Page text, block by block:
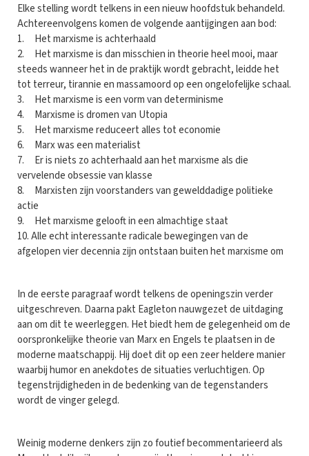
Elke stelling wordt telkens in een nieuw hoofdstuk behandeld.
Achtereenvolgens komen de volgende aantijgingen aan bod:
1. Het marxisme is achterhaald
2. Het marxisme is dan misschien in theorie heel mooi, maar
steeds wanneer het in de praktijk wordt gebracht, leidde het
tot terreur, tirannie en massamoord op een ongelofelijke schaal.
3. Het marxisme is een vorm van determinisme
4. Marxisme is dromen van Utopia
5. Het marxisme reduceert alles tot economie
6. Marx was een materialist
7. Er is niets zo achterhaald aan het marxisme als die
vervelende obsessie van klasse
8. Marxisten zijn voorstanders van gewelddadige politieke
actie
9. Het marxisme gelooft in een almachtige staat
10. Alle echt interessante radicale bewegingen van de
afgelopen vier decennia zijn ontstaan buiten het marxisme om
In de eerste paragraaf wordt telkens de openingszin verder
uitgeschreven. Daarna pakt Eagleton nauwgezet de uitdaging
aan om dit te weerleggen. Het biedt hem de gelegenheid om de
oorspronkelijke theorie van Marx en Engels te plaatsen in de
moderne maatschappij. Hij doet dit op een zeer heldere manier
waarbij humor en anekdotes de situaties verluchtigen. Op
tegenstrijdigheden in de bedenking van de tegenstanders
wordt de vinger gelegd.
Weinig moderne denkers zijn zo foutief becommentarieerd als